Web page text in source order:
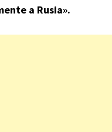
a Rusia».